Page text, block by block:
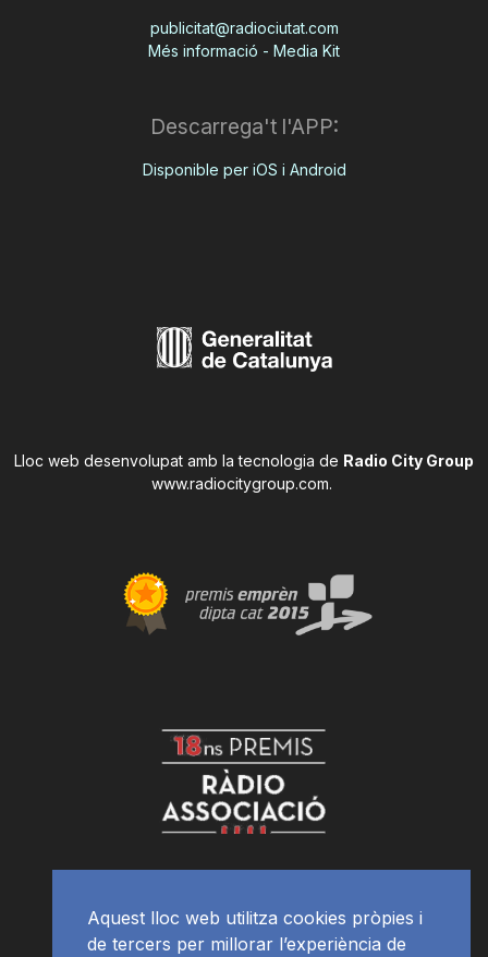
publicitat@radiociutat.com
Més informació - Media Kit
Descarrega't l'APP:
Disponible per iOS i Android
Lloc web desenvolupat amb la tecnologia de Radio City Group
www.radiocitygroup.com.
Aquest lloc web utilitza cookies pròpies i
de tercers per millorar l’experiència de